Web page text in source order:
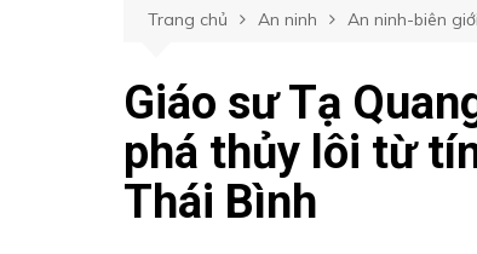
Trang chủ An ninh An ninh-biên giới
Giáo sư Tạ
phá thủy lôi từ
Thái Bình